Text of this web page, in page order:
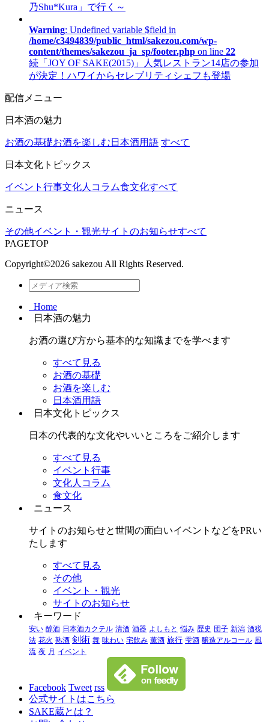
乃Shu*Kura」で行く～
Warning: Undefined variable $field in
/home/c3494839/public_html/sakezou.com/wp-
content/themes/sakezou_ja_sp/footer.php on line 22
続「JOY OF SAKE(2015)」人気レストラン14店の参加
が決定！ハワイからセレブリティシェフも登場
配信メニュー
日本酒の魅力
お酒の基礎お酒を楽しむ 日本酒用語 すべて
日本文化トピックス
イベント行事文化人コラム食文化すべて
ニュース
その他イベント・観光サイトのお知らせすべて
PAGETOP
Copyright©2026 sakezou All Rights Reserved.
Home
日本酒の魅力
お酒の選び方から基本的な知識までを学べます
すべて見る
お酒の基礎
お酒を楽しむ
日本酒用語
日本文化トピックス
日本の代表的な文化やいいところをご紹介します
すべて見る
イベント行事
文化人コラム
食文化
ニュース
サイトのお知らせと世間の面白いイベントなどをPRい
たします
すべて見る
その他
イベント・観光
サイトのお知らせ
キーワード
安い 醇酒 日本酒カクテル 清酒 酒器 よしもと 悩み 歴史 団子 新潟 酒税
法 花火 熟酒 剣術 舞 味わい 宅飲み 薫酒 旅行 雫酒 醸造アルコール 風
流 夜 月 イベント
Facebook Tweet rss
公式サイトはこちら
SAKE蔵とは？